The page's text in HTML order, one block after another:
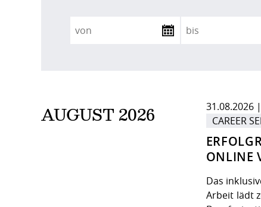
AUGUST 2026
ONLINE
31.08.2026
CAREER
Das
Arbeit lädt